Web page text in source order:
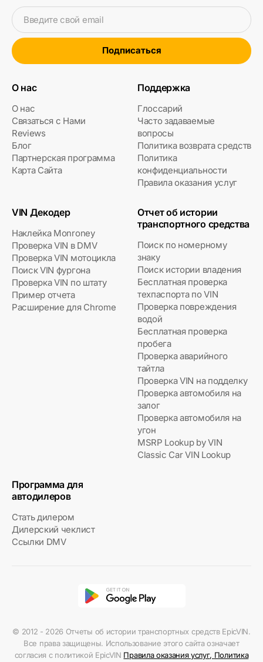
Введите свой email
Подписаться
О нас
О нас
Связаться с Нами
Reviews
Блог
Партнерская программа
Карта Сайта
Поддержка
Глоссарий
Часто задаваемые
вопросы
Политика возврата средств
Политика
конфиденциальности
Правила оказания услуг
VIN Декодер
Наклейка Monroney
Проверка VIN в DMV
Проверка VIN мотоцикла
Поиск VIN фургона
Проверка VIN по штату
Пример отчета
Расширение для Chrome
Отчет об истории
транспортного средства
Поиск по номерному
знаку
Поиск истории владения
Бесплатная проверка
техпаспорта по VIN
Проверка повреждения
водой
Бесплатная проверка
пробега
Проверка аварийного
тайтла
Проверка VIN на подделку
Проверка автомобиля на
залог
Проверка автомобиля на
угон
MSRP Lookup by VIN
Classic Car VIN Lookup
Программа для
автодилеров
Стать дилером
Дилерский чеклист
Ссылки DMV
© 2012 - 2026 Отчеты об истории транспортных средств EpicVIN.
Все права защищены. Использование этого сайта означает
согласия с политикой EpicVIN Правила оказания услуг, Политика